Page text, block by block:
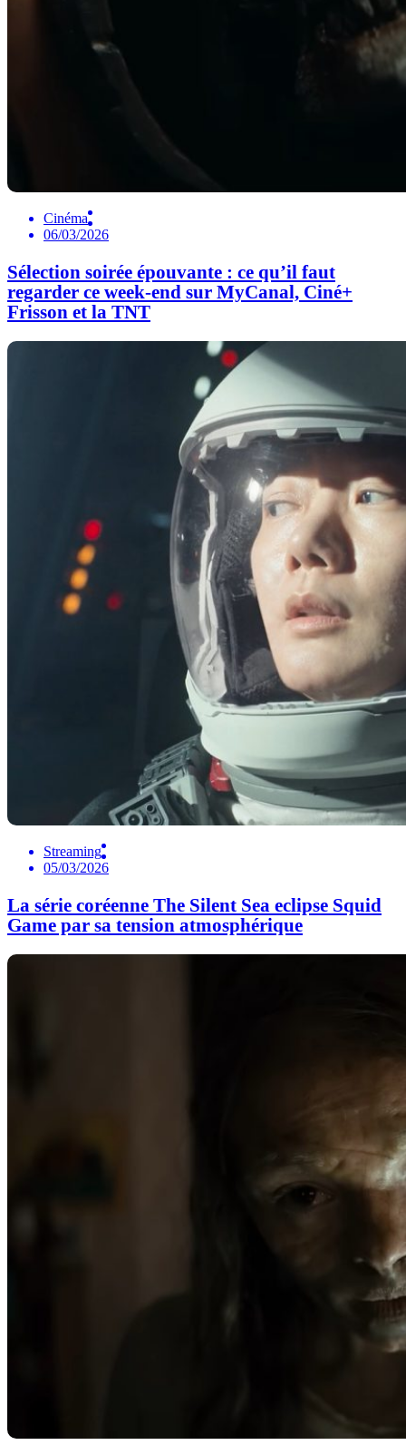
Cinéma
06/03/2026
Sélection soirée épouvante : ce qu’il faut
regarder ce week-end sur MyCanal, Ciné+
Frisson et la TNT
Streaming
05/03/2026
La série coréenne The Silent Sea eclipse Squid
Game par sa tension atmosphérique